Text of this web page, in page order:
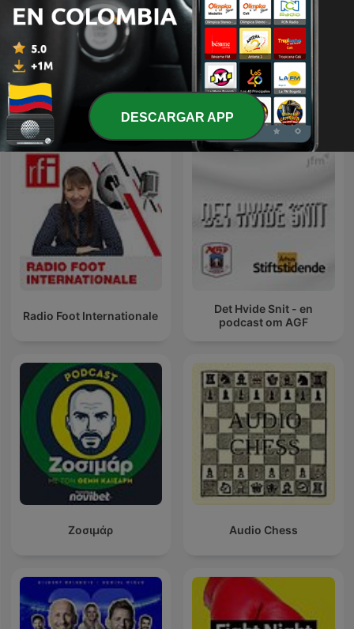
Blog Deportivo Cambio de Ritmo
Más podcasts internacionales de Deportes
Radio Foot Internationale
Det Hvide Snit - en
podcast om AGF
Ζοσιμάρ Audio Chess
DESCARGAR APP